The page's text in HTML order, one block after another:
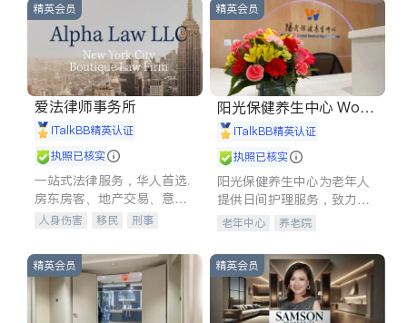
精英会员
爱法律师事务所
iTalkBB精英认证
执照已核实
一站式法律服务，华人首选.
房东房客、地产交易、意外
伤害、车祸重伤、商业诉
建筑合同、刑事案件全包办
人身伤害 移民
刑事
信托/遗嘱
商业
商标注册
索赔
律师-其它
精英会员
阳光保健养生中心 World
shine
iTalkBB精英认证
执照已核实
阳光保健养生中心为老年人
提供日间护理服务，致力于
通过持续的护理创新来有效
老年中心 养老院
精英会员 精英会员